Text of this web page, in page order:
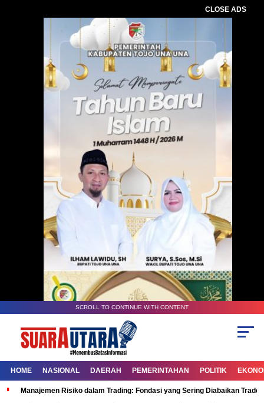
CLOSE ADS
SCROLL TO CONTINUE WITH CONTENT
HOME NASIONAL DAERAH PEMERINTAHAN POLITIK
Manajemen Risiko dalam Trading: Fondasi yang Sering Diabaikan